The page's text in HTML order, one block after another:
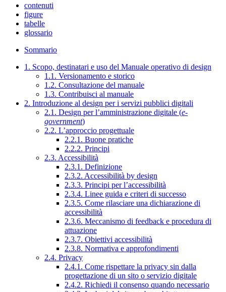
contenuti
figure
tabelle
glossario
Sommario
1. Scopo, destinatari e uso del Manuale operativo di design
1.1. Versionamento e storico
1.2. Consultazione del manuale
1.3. Contribuisci al manuale
2. Introduzione al design per i servizi pubblici digitali
2.1. Design per l’amministrazione digitale (e-
government)
2.2. L’approccio progettuale
2.2.1. Buone pratiche
2.2.2. Principi
2.3. Accessibilità
2.3.1. Definizione
2.3.2. Accessibilità by design
2.3.3. Principi per l’accessibilità
2.3.4. Linee guida e criteri di successo
2.3.5. Come rilasciare una dichiarazione di
accessibilità
2.3.6. Meccanismo di feedback e procedura di
attuazione
2.3.7. Obiettivi accessibilità
2.3.8. Normativa e approfondimenti
2.4. Privacy
2.4.1. Come rispettare la privacy sin dalla
progettazione di un sito o servizio digitale
2.4.2. Richiedi il consenso quando necessario